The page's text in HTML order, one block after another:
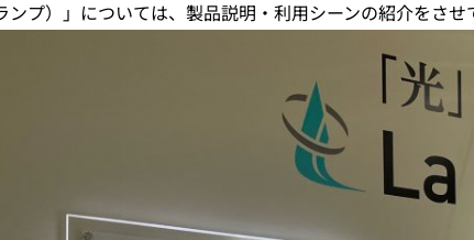
ンプ）」については、製品説明・利用シーンの紹介をさ